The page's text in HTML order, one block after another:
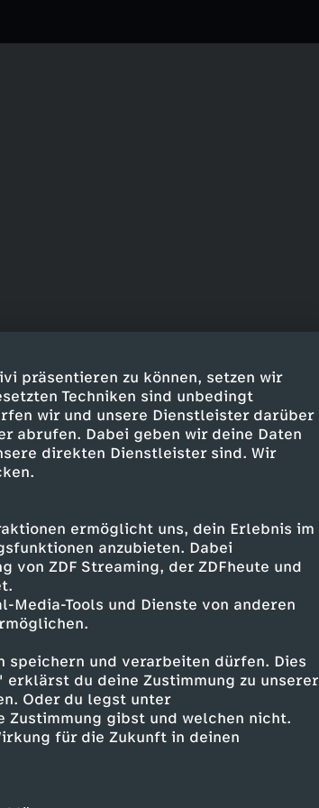
präsentieren zu können, setzen wir
Techniken sind unbedingt
wir und unsere Dienstleister darüber
abrufen. Dabei geben wir deine Daten
direkten Dienstleister sind. Wir
ermöglicht uns, dein Erlebnis im
anzubieten. Dabei
von ZDF Streaming, der ZDFheute und
Media-Tools und Dienste von anderen
speichern und verarbeiten dürfen. Dies
du deine Zustimmung zu unserer
Oder du legst unter
gibst und welchen nicht.
für die Zukunft in deinen
Zoés Zauberschrank